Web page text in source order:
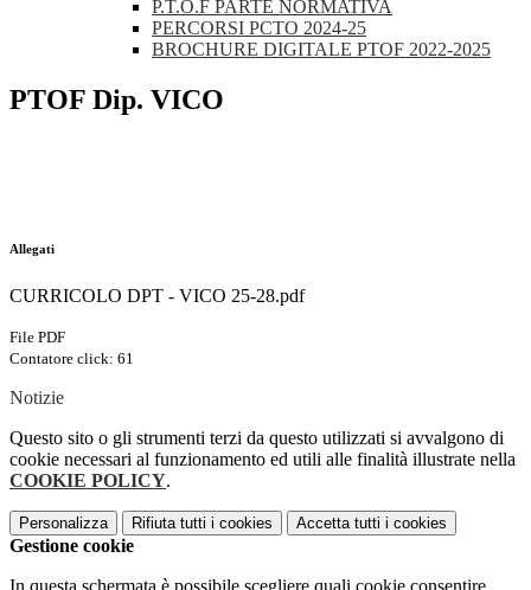
P.T.O.F PARTE NORMATIVA
PERCORSI PCTO 2024-25
BROCHURE DIGITALE PTOF 2022-2025
PTOF Dip. VICO
Allegati
CURRICOLO DPT - VICO 25-28.pdf
File PDF
Contatore click: 61
Notizie
Questo sito o gli strumenti terzi da questo utilizzati si avvalgono di
cookie necessari al funzionamento ed utili alle finalità illustrate nella
COOKIE POLICY.
Personalizza Rifiuta tutti i cookies Accetta tutti i cookies
Gestione cookie
In questa schermata è possibile scegliere quali cookie consentire.